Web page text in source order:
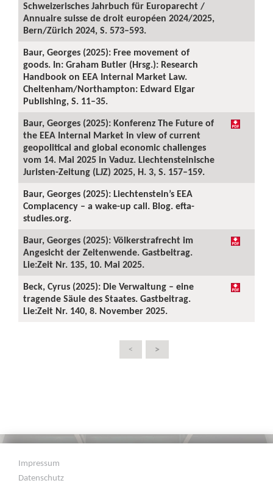
Schweizerisches Jahrbuch für Europarecht /
Annuaire suisse de droit européen 2024/2025,
Bern/Zürich 2024, S. 573–593.
Baur, Georges (2025): Free movement of
goods. In: Graham Butler (Hrsg.): Research
Handbook on EEA Internal Market Law.
Cheltenham/Northampton: Edward Elgar
Publishing, S. 11–35.
Baur, Georges (2025): Konferenz The Future of
the EEA Internal Market in view of current
geopolitical and global economic challenges
vom 14. Mai 2025 in Vaduz. Liechtensteinische
Juristen-Zeitung (LJZ) 2025, H. 3, S. 157–159.
Baur, Georges (2025): Liechtenstein’s EEA
Complacency – a wake-up call. Blog. efta-
studies.org.
Baur, Georges (2025): Völkerstrafrecht im
Angesicht der Zeitenwende. Gastbeitrag.
Lie:Zeit Nr. 135, 10. Mai 2025.
Beck, Cyrus (2025): Die Verwaltung – eine
tragende Säule des Staates. Gastbeitrag.
Lie:Zeit Nr. 140, 8. November 2025.
< >
Impressum
Datenschutz